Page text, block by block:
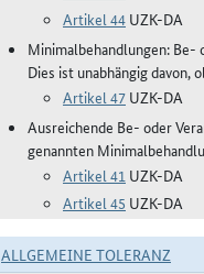
Artikel 44 UZK-DA
Minimalbehandlungen: Be-
Dies ist unabhängig
Artikel 47 UZK-DA
Ausreichende Be- oder
genannten
Artikel 41 UZK-DA
Artikel 45 UZK-DA
ALLGEMEINE TOLERANZ